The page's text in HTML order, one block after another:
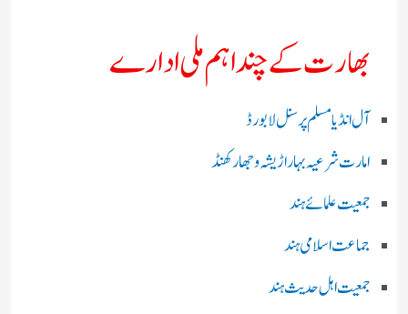
بھارت کے چند اہم ملی ادارے
آل انڈیا مسلم پرسنل لا بورڈ
امارت شرعیہ بہار اڑیشہ و جھارکھنڈ
جمعیت علمائے ہند
جماعت اسلامی ہند
جمعیت اہل حدیث ہند